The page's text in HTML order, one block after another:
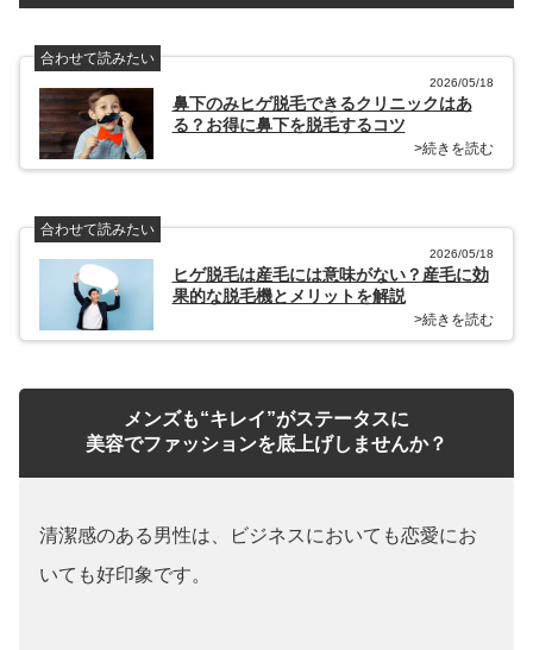
合わせて読みたい
2026/05/18
鼻下のみヒゲ脱毛できるクリニックはあ
る？お得に鼻下を脱毛するコツ
>続きを読む
合わせて読みたい
2026/05/18
ヒゲ脱毛は産毛には意味がない？産毛に効
果的な脱毛機とメリットを解説
>続きを読む
メンズも“キレイ”がステータスに
美容でファッションを底上げしませんか？
清潔感のある男性は、ビジネスにおいても恋愛にお
いても好印象です。